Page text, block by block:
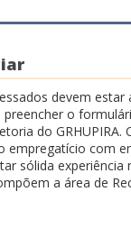
devem estar
preencher o
do GRHUPIRA.
empregatício com
sólida experiência
a área de